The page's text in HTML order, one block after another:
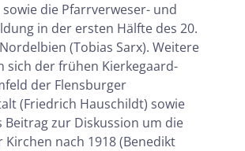
die Pfarrverweser- und
in der ersten Hälfte des 20.
(Tobias Sarx). Weitere
sich der frühen Kierkegaard-
der Flensburger
(Friedrich Hauschildt) sowie
Beitrag zur Diskussion um die
nach 1918 (Benedikt